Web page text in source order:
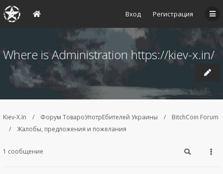
Вход Регистрация
Where is Administration https://kiev-x.in/
Kiev-X.In Форум ТовароУпотрЕбителей Украины
BitchCoin Forum
Жалобы, предложения и пожелания
1 сообщение